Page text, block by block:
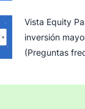
Vista Equity
inversión
(Preguntas